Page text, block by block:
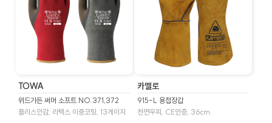
TOWA
위드가든 써머 소프트 NO.371,372
플리스안감, 라텍스 이중코팅, 13게이지
카멜로
915-L 용접장갑
천연우피, CE인증, 36cm